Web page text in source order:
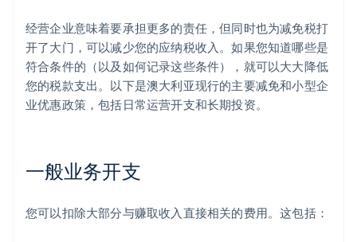
经营企业意味着要承担更多的责任，但同时也为减免税打
开了大门，可以减少您的应纳税收入。如果您知道哪些是
符合条件的（以及如何记录这些条件），就可以大大降低
您的税款支出。以下是澳大利亚现行的主要减免和小型企
业优惠政策，包括日常运营开支和长期投资。
一般业务开支
您可以扣除大部分与赚取收入直接相关的费用。这包括：